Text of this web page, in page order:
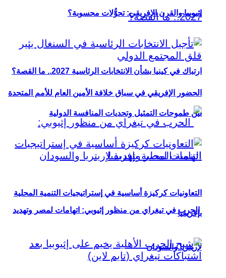
ارتباك في كينيا بشأن الانتخابات الرئاسية 2027.. ما القصة؟
الحرب في تيغراي من منظور إثيوبي: اتهامات لمصر وتهديد
لإريتريا والسودان
إثيوبيا والقرن الإفريقي: تحوُّلات محسوبة؟
الحضور الإفريقي في سباق خلافة الأمين العام للأمم المتحدة
بين طموحات التمثيل وتحديات المنافسة الدولية
التعاونيات كركيزة أساسية في إستراتيجيات التنمية المحلية
بإفريقيا